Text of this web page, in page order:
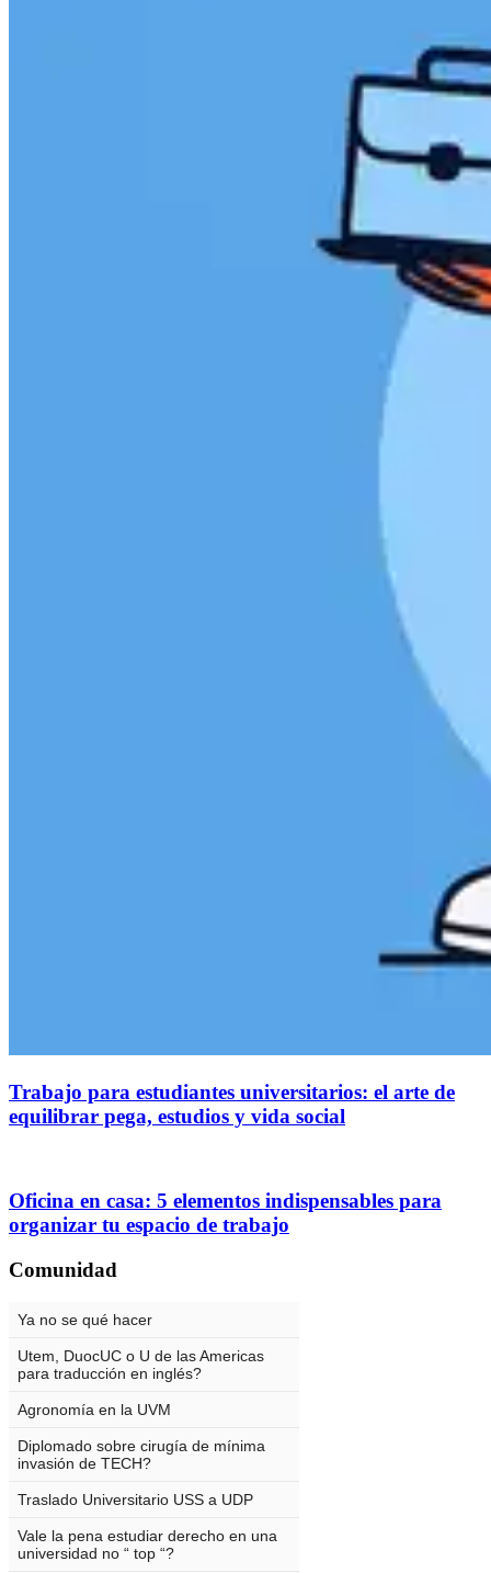
Trabajo para estudiantes universitarios: el arte de
equilibrar pega, estudios y vida social
Oficina en casa: 5 elementos indispensables para
organizar tu espacio de trabajo
Comunidad